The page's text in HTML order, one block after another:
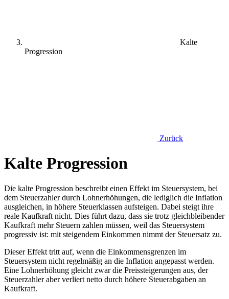
Kalte
Progression
Zurück
Kalte Progression
Die kalte Progression beschreibt einen Effekt im Steuersystem, bei
dem Steuerzahler durch Lohnerhöhungen, die lediglich die Inflation
ausgleichen, in höhere Steuerklassen aufsteigen. Dabei steigt ihre
reale Kaufkraft nicht. Dies führt dazu, dass sie trotz gleichbleibender
Kaufkraft mehr Steuern zahlen müssen, weil das Steuersystem
progressiv ist: mit steigendem Einkommen nimmt der Steuersatz zu.
Dieser Effekt tritt auf, wenn die Einkommensgrenzen im
Steuersystem nicht regelmäßig an die Inflation angepasst werden.
Eine Lohnerhöhung gleicht zwar die Preissteigerungen aus, der
Steuerzahler aber verliert netto durch höhere Steuerabgaben an
Kaufkraft.